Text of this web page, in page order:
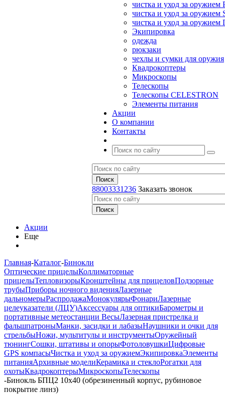
чистка и уход за оружием
чистка и уход за оружием
чистка и уход за
Экипировка
одежда
рюкзаки
чехлы и сумки для оружия
Квадрокоптеры
Микроскопы
Телескопы
Телескопы CELESTRON
Элементы питания
Акции
О компании
Контакты
88003331236 Заказать звонок
Акции
Еще
Главная-Каталог-Бинокли
Оптические прицелыКоллиматорные
прицелыТепловизорыКронштейны для прицеловПодзорные
трубыПриборы ночного виденияЛазерные
дальномерыРаспродажаМонокулярыФонариЛазерные
целеуказатели (ЛЦУ)Аксессуары для оптикиБарометры и
портативные метеостанции ВесыЛазерная пристрелка и
фальшпатроныМанки, засидки и лабазыНаушники и очки для
стрельбыНожи, мультитулы и инструментыОружейный
тюнингСошки, штативы и опорыФотоловушкиЦифровые
GPS компасыЧистка и уход за оружиемЭкипировкаЭлементы
питанияАрхивные моделиКерамика и стеклоРогатки для
охотыКвадрокоптерыМикроскопыТелескопы
-Бинокль БПЦ2 10x40 (обрезиненный корпус, рубиновое
покрытие линз)